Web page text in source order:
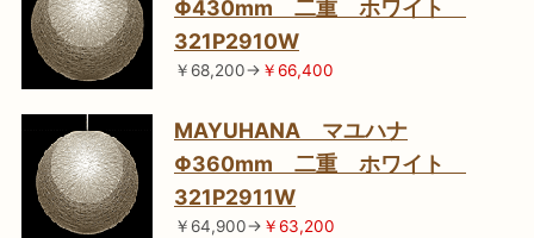
Φ430mm 二重 ホワイト
321P2910W
￥68,200→ ￥66,400
MAYUHANA マユハナ
Φ360mm 二重 ホワイト
321P2911W
￥64,900→ ￥63,200